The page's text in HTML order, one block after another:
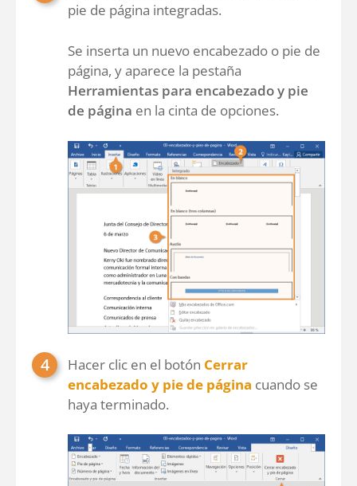
pie de página integradas.
Se inserta un nuevo encabezado o pie de
página, y aparece la pestaña
Herramientas para encabezado y pie
de página en la cinta de opciones.
Hacer clic en el botón Cerrar
encabezado y pie de página cuando se
haya terminado.